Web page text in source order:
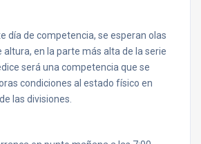
día de competencia, se esperan olas
altura, en la parte más alta de la serie
será una competencia que se
condiciones al estado físico en
las divisiones.